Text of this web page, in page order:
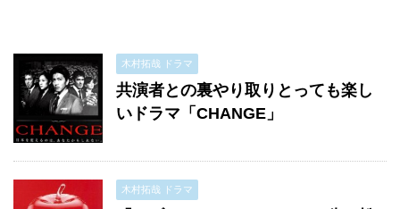
木村拓哉 ドラマ
共演者との裏やり取りとっても楽し
いドラマ「CHANGE」
木村拓哉 ドラマ